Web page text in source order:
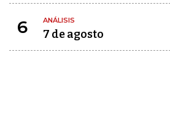
6 ANÁLISIS
7 de agosto